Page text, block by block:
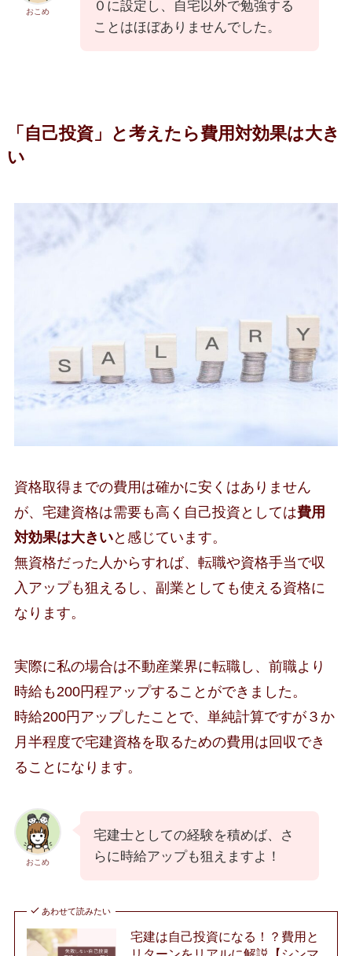
おこめ
０に設定し、自宅以外で勉強する
ことはほぼありませんでした。
「自己投資」と考えたら費用対効果は大き
い
資格取得までの費用は確かに安くはありません
が、宅建資格は需要も高く自己投資としては費用
対効果は大きいと感じています。
無資格だった人からすれば、転職や資格手当で収
入アップも狙えるし、副業としても使える資格に
なります。
実際に私の場合は不動産業界に転職し、前職より
時給も200円程アップすることができました。
時給200円アップしたことで、単純計算ですが３か
月半程度で宅建資格を取るための費用は回収でき
ることになります。
おこめ
宅建士としての経験を積めば、さ
らに時給アップも狙えますよ！
あわせて読みたい
宅建は自己投資になる！？費用と